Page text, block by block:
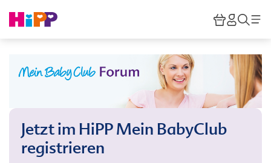
HiPP
Jetzt im HiPP Mein BabyClub
registrieren